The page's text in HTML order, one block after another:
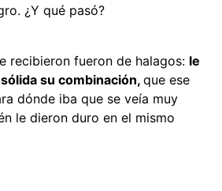
¿Y qué pasó?
recibieron fueron de halagos: le
su combinación, que ese
dónde iba que se veía muy
le dieron duro en el mismo